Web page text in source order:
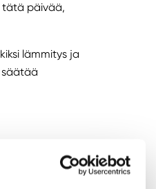
tätä päivää,
lämmitys ja